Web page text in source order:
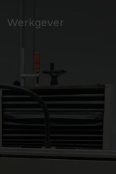
Werkgever